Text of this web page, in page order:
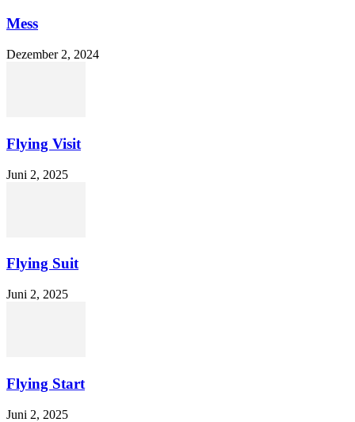
Mess
Dezember 2, 2024
Flying Visit
Juni 2, 2025
Flying Suit
Juni 2, 2025
Flying Start
Juni 2, 2025